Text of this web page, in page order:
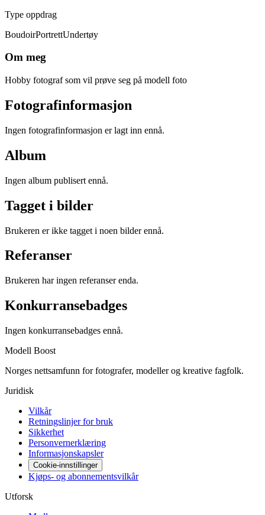
Type oppdrag
BoudoirPortrettUndertøy
Om meg
Hobby fotograf som vil prøve seg på modell foto
Fotografinformasjon
Ingen fotografinformasjon er lagt inn ennå.
Album
Ingen album publisert ennå.
Tagget i bilder
Brukeren er ikke tagget i noen bilder ennå.
Referanser
Brukeren har ingen referanser enda.
Konkurransebadges
Ingen konkurransebadges ennå.
Modell Boost
Norges nettsamfunn for fotografer, modeller og kreative fagfolk.
Juridisk
Vilkår
Retningslinjer for bruk
Sikkerhet
Personvernerklæring
Informasjonskapsler
Cookie-innstillinger
Kjøps- og abonnementsvilkår
Utforsk